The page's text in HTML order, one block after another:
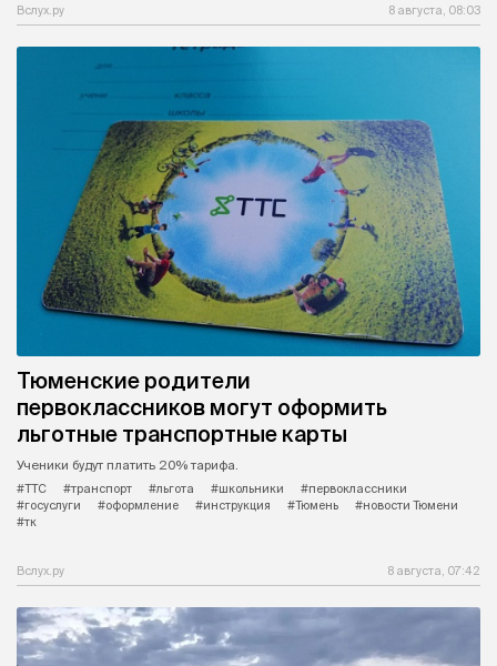
Вслух.ру 8 августа, 08:03
Тюменские родители
первоклассников могут оформить
льготные транспортные карты
Ученики будут платить 20% тарифа.
#ТТС
#транспорт #льгота #школьники
#первоклассники
#госуслуги
#оформление #инструкция #Тюмень
#новости Тюмени
#тк
Вслух.ру 8 августа, 07:42